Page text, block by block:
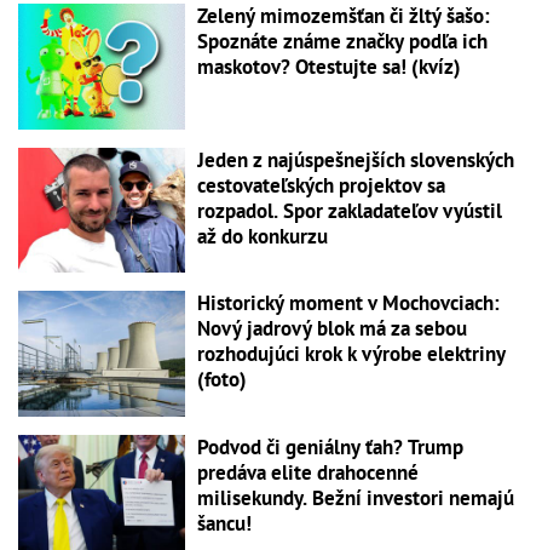
Zelený mimozemšťan či žltý šašo:
Spoznáte známe značky podľa ich
maskotov? Otestujte sa! (kvíz)
Jeden z najúspešnejších slovenských
cestovateľských projektov sa
rozpadol. Spor zakladateľov vyústil
až do konkurzu
Historický moment v Mochovciach:
Nový jadrový blok má za sebou
rozhodujúci krok k výrobe elektriny
(foto)
Podvod či geniálny ťah? Trump
predáva elite drahocenné
milisekundy. Bežní investori nemajú
šancu!